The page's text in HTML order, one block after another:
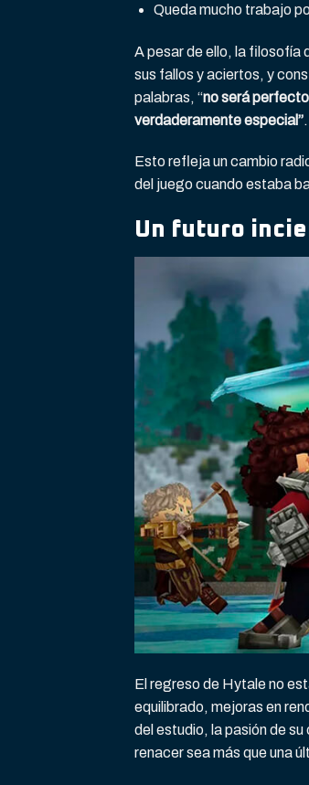
Queda mucho trabajo
A pesar de ello, la filosofía
sus fallos y aciertos, y
palabras, “no será
verdaderamente especial”.
Esto refleja un cambio
del juego cuando estaba
Un futuro
El regreso de Hytale no
equilibrado, mejoras en
del estudio, la pasión de
renacer sea más que una